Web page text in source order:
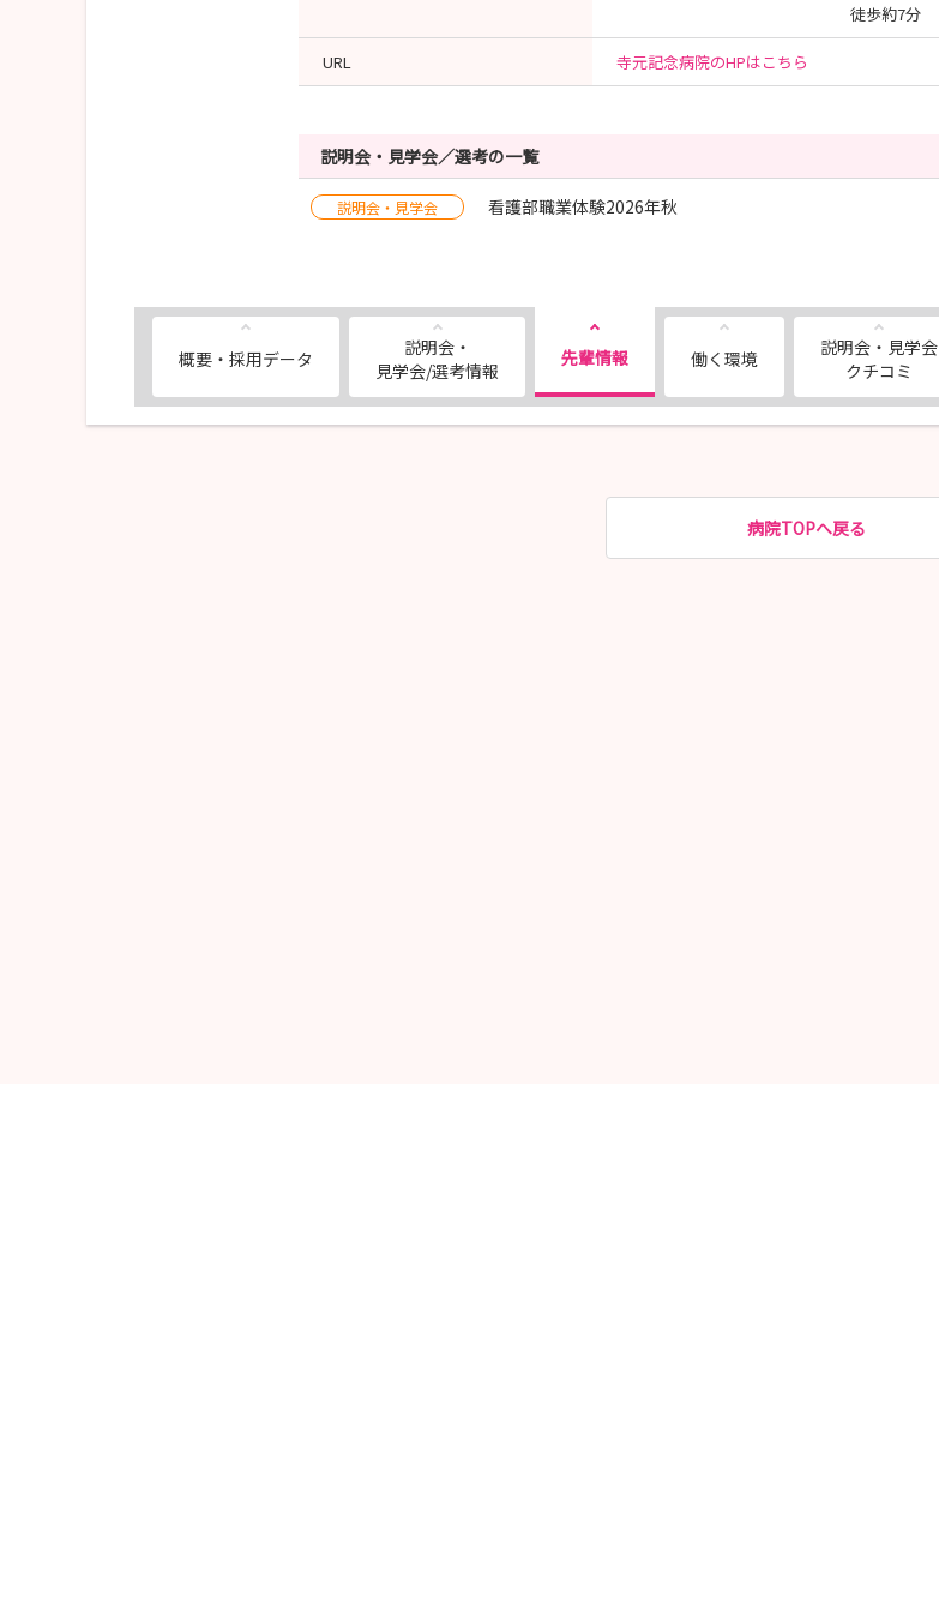
徒歩約7分
URL 寺元記念病院のHPはこちら
説明会・見学会／選考の一覧
説明会・見学会 看護部職業体験2026年秋
概要・採用データ
説明会・
見学会/選考情報
先輩情報 働く環境
説明会・見学会
クチコミ
病院TOPへ戻る